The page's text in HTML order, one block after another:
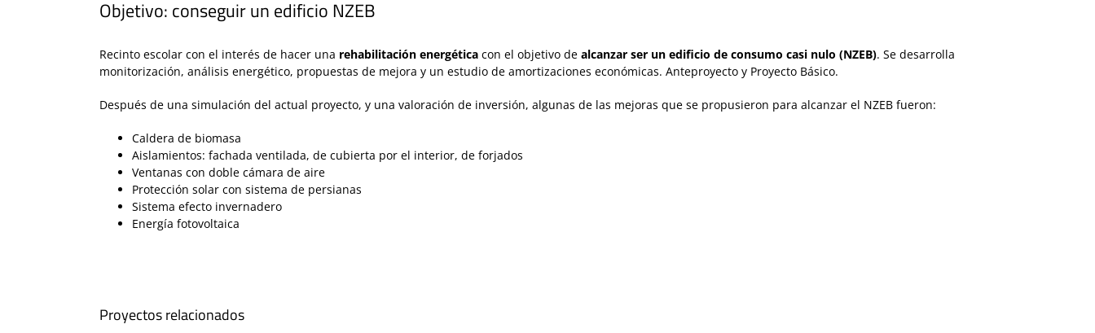
Objetivo: conseguir un edificio NZEB
Recinto escolar con el interés de hacer una rehabilitación energéticacon el objetivo dealcanzar ser un edificio de consumo casi nulo (NZEB). Se desarrolla
monitorización, análisis energético, propuestas de mejora y un estudio de amortizaciones económicas. Anteproyecto y Proyecto Básico.
Después de una simulación del actual proyecto, y una valoración de inversión, algunas de las mejoras que se propusieron para alcanzar el NZEBfueron:
Caldera de biomasa
Aislamientos: fachada ventilada, de cubierta por el interior, de forjados
Ventanas con doble cámara de aire
Protección solar con sistema de persianas
Sistema efecto invernadero
Energía fotovoltaica
Proyectos relacionados